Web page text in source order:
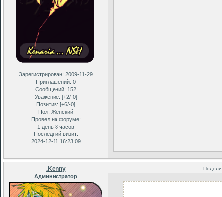
Зарегистрирован: 2009-11-29
Приглашений: 0
Сообщений: 152
Уважение: [+2/-0]
Позитив: [+6/-0]
Пол: Женский
Провел на форуме:
1 день 8 часов
Последний визит:
2024-12-11 16:23:09
.Kenny
Администратор